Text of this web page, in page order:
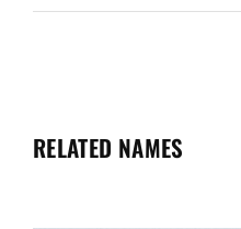
RELATED NAMES